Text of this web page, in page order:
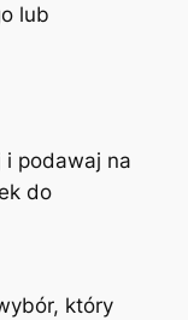
lub
i podawaj na
do
który